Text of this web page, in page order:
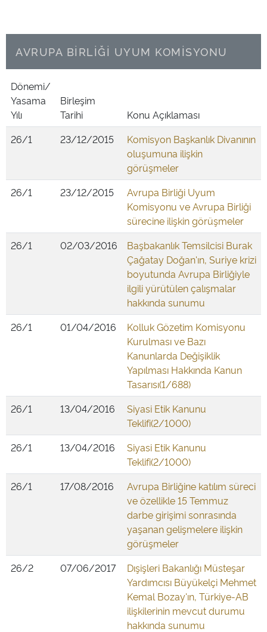
AVRUPA BİRLİĞİ UYUM KOMİSYONU
Dönemi/
Yasama
Yılı
Birleşim
Tarihi
Konu Açıklaması
26/1
23/12/2015
Komisyon Başkanlık Divanının
oluşumuna ilişkin
görüşmeler
26/1
23/12/2015
Avrupa Birliği Uyum
Komisyonu ve Avrupa Birliği
sürecine ilişkin görüşmeler
26/1
02/03/2016
Başbakanlık Temsilcisi Burak
Çağatay Doğan'ın, Suriye krizi
boyutunda Avrupa Birliğiyle
ilgili yürütülen çalışmalar
hakkında sunumu
26/1
01/04/2016
Kolluk Gözetim Komisyonu
Kurulması ve Bazı
Kanunlarda Değişiklik
Yapılması Hakkında Kanun
Tasarısı(1/688)
26/1
13/04/2016
Siyasi Etik Kanunu
Teklifi(2/1000)
26/1
13/04/2016
Siyasi Etik Kanunu
Teklifi(2/1000)
26/1
17/08/2016
Avrupa Birliğine katılım süreci
ve özellikle 15 Temmuz
darbe girişimi sonrasında
yaşanan gelişmelere ilişkin
görüşmeler
26/2
07/06/2017
Dışişleri Bakanlığı Müsteşar
Yardımcısı Büyükelçi Mehmet
Kemal Bozay'ın, Türkiye-AB
ilişkilerinin mevcut durumu
hakkında sunumu